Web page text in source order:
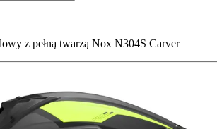
z pełną twarzą Nox N304S Carver